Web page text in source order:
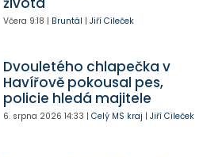
Včera 9:18 | Bruntál | Jiří Cileček
Dvouletého chlapečka v
Havířově pokousal pes,
policie hledá majitele
6. srpna 2026 14:33 | Celý MS kraj | Jiří Cileček